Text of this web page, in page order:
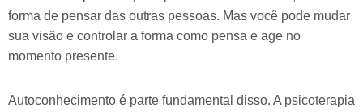
forma de pensar das outras pessoas. Mas você pode mudar
sua visão e controlar a forma como pensa e age no
momento presente.
Autoconhecimento é parte fundamental disso. A psicoterapia